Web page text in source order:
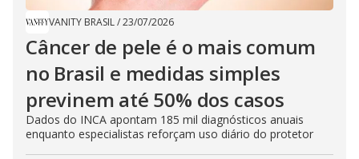
VANITY BRASIL/23/07/2026
Câncer de pele é o mais comum
no Brasil e medidas simples
previnem até 50% dos casos
Dados do INCA apontam 185 mil diagnósticos anuais
enquanto especialistas reforçam uso diário do protetor